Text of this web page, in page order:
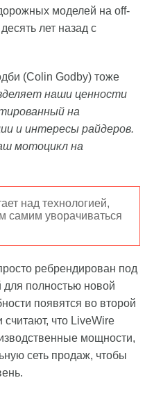
моделей на off-
лет назад с
(Colin Godby) тоже
наши ценности
на
и интересы райдеров.
мотоцикл на
над технологией,
самим уворачиваться
ребрендирован под
для полностью новой
появятся во второй
что LiveWire
мощности,
сеть продаж, чтобы